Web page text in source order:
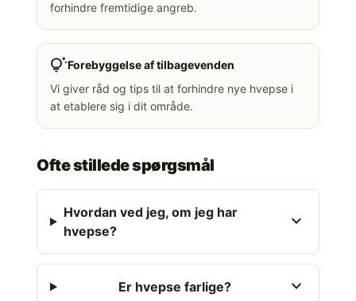
forhindre fremtidige angreb.
tips_and_updatesForebyggelse af tilbagevenden
Vi giver råd og tips til at forhindre nye hvepse i
at etablere sig i dit område.
Ofte stillede spørgsmål
Hvordan ved jeg, om jeg har
hvepse?
expand_more
Er hvepse farlige? expand_more